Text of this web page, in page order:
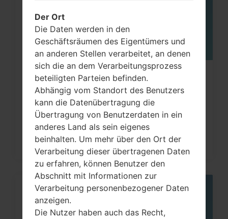
Wie kann ich auf LG Optimus, Vu,
Lucid, G2, L60 und...
05
Der Ort
Die Daten werden in den
Geschäftsräumen des Eigentümers und
an anderen Stellen verarbeitet, an denen
sich die an dem Verarbeitungsprozess
beteiligten Parteien befinden.
Abhängig vom Standort des Benutzers
kann die Datenübertragung die
Übertragung von Benutzerdaten in ein
anderes Land als sein eigenes
beinhalten. Um mehr über den Ort der
Verarbeitung dieser übertragenen Daten
zu erfahren, können Benutzer den
Abschnitt mit Informationen zur
Verarbeitung personenbezogener Daten
anzeigen.
Die Nutzer haben auch das Recht,